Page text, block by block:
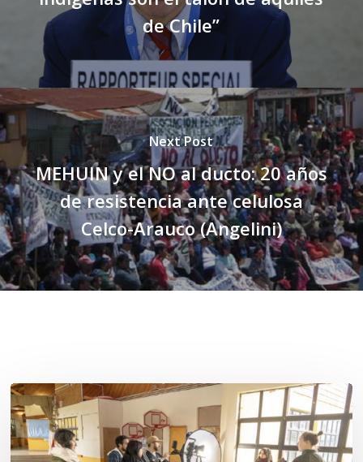
de Chile”
Next Post
MEHUIN y el NO al ducto: 20 años
de resistencia ante celulosa
Celco-Arauco (Angelini)
Toda
el
agua